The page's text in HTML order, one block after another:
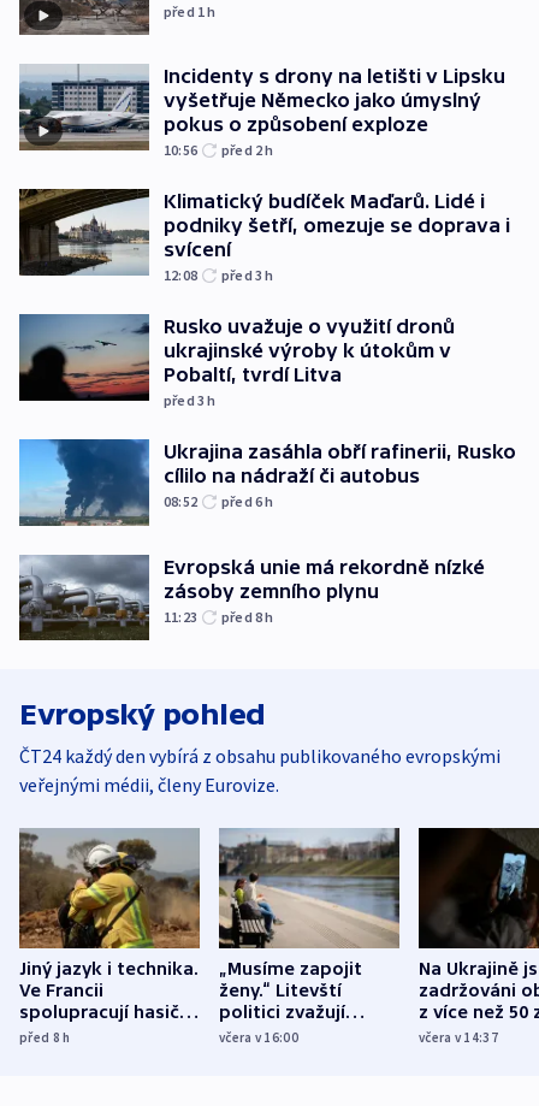
před 1h
Incidenty s drony na letišti v Lipsku
vyšetřuje Německo jako úmyslný
pokus o způsobení exploze
10:56 před 2h
Klimatický budíček Maďarů. Lidé i
podniky šetří, omezuje se doprava i
svícení
12:08 před 3h
Rusko uvažuje o využití dronů
ukrajinské výroby k útokům v
Pobaltí, tvrdí Litva
před 3h
Ukrajina zasáhla obří rafinerii, Rusko
cílilo na nádraží či autobus
08:52 před 6h
Evropská unie má rekordně nízké
zásoby zemního plynu
11:23 před 8h
Evropský pohled
ČT24 každý den vybírá z obsahu publikovaného evropskými
veřejnými médii, členy Eurovize.
Jiný jazyk i technika.
Ve Francii
spolupracují hasiči z
různých zemí
před 8h
„Musíme zapojit
ženy.“ Litevští
politici zvažují
dohodu o
včera v 16:00
Na Ukrajině
zadržováni
z více než 50
Bojovali na
včera v 14:37